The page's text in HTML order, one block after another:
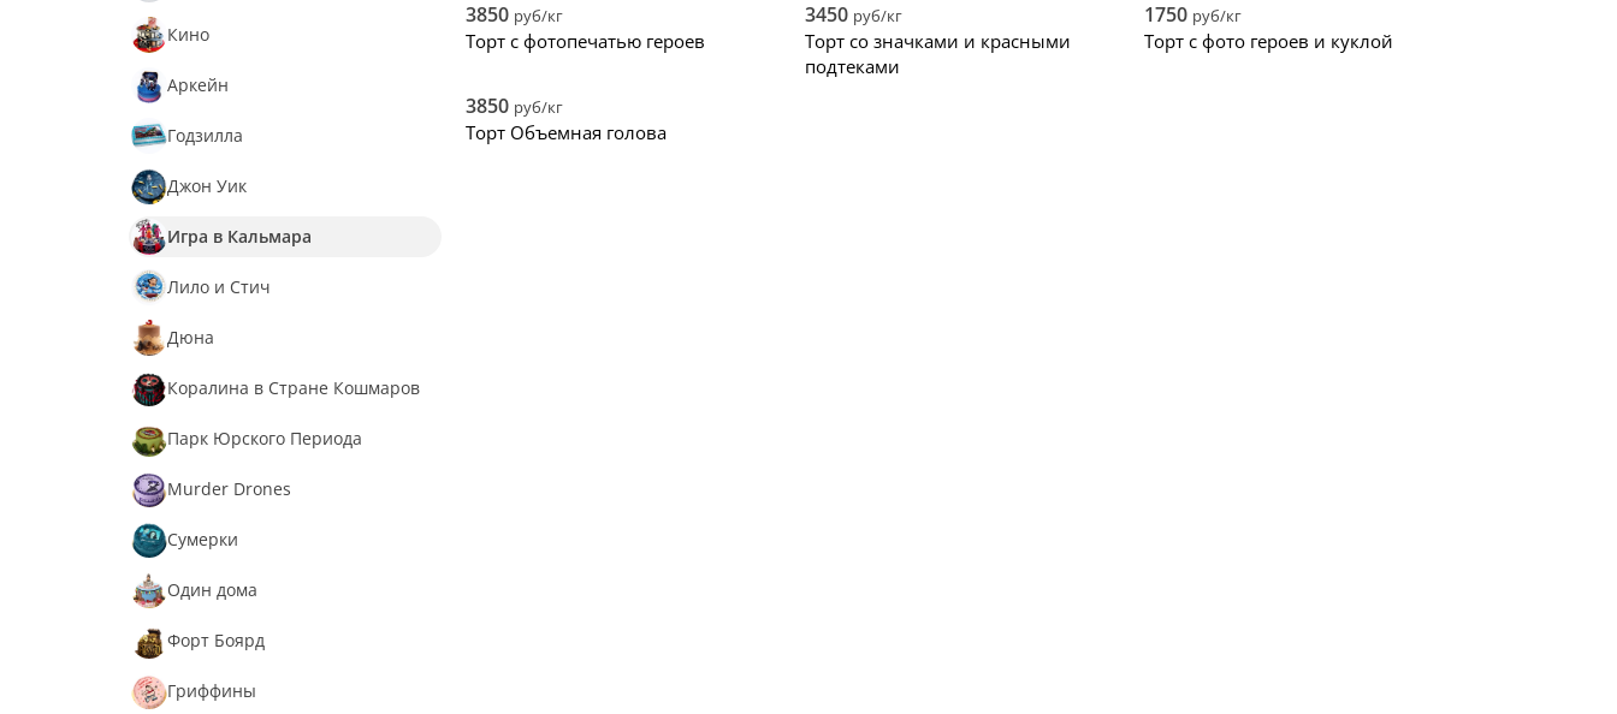
Кино
Аркейн
Годзилла
Джон Уик
Игра в Кальмара
Лило и Стич
Дюна
Коралина в Стране Кошмаров
Парк Юрского Периода
Murder Drones
Сумерки
Один дома
Форт Боярд
Гриффины
3850 руб/кг
Торт с фотопечатью героев
3450 руб/кг
Торт со значками и красными
подтеками
1750 руб/кг
Торт с фото героев и куклой
3850 руб/кг
Торт Объемная голова